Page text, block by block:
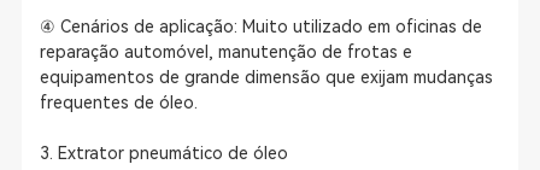
④ Cenários de aplicação: Muito utilizado em oficinas de
reparação automóvel, manutenção de frotas e
equipamentos de grande dimensão que exijam mudanças
frequentes de óleo.
3. Extrator pneumático de óleo